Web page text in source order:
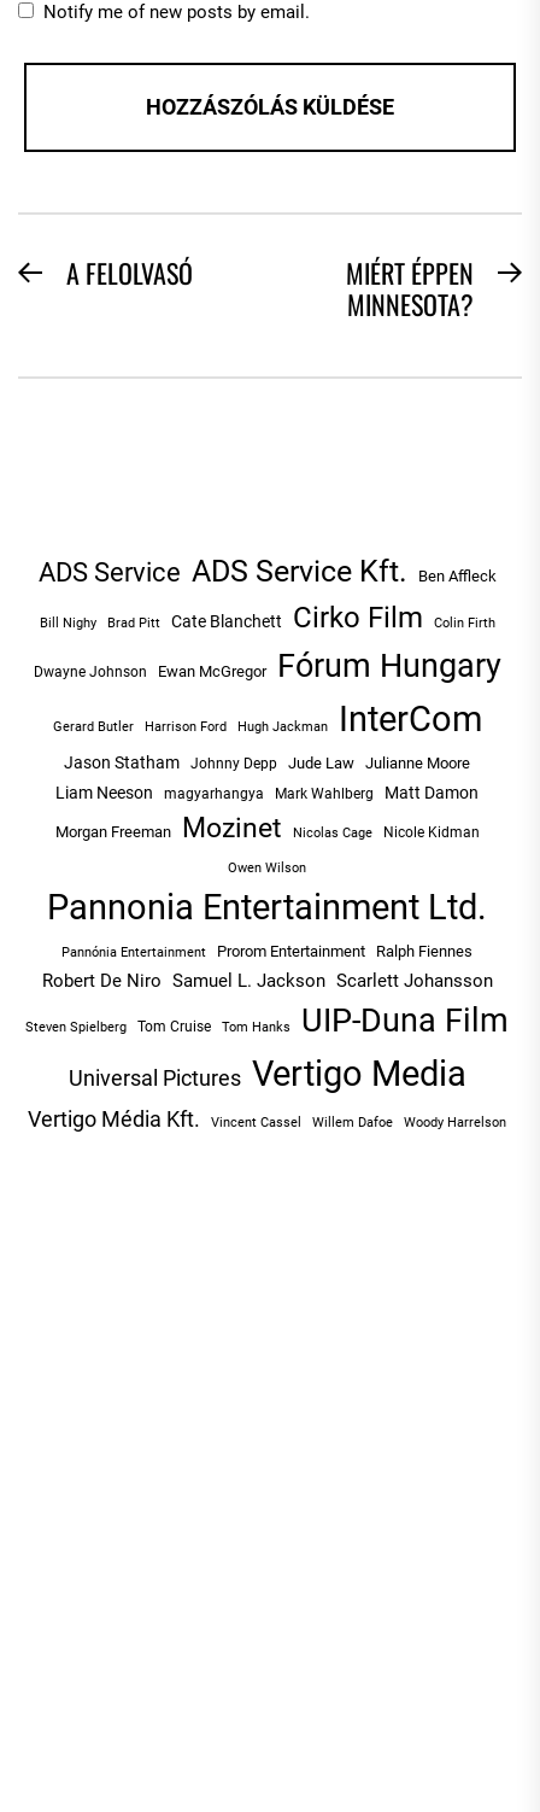
Notify me of new posts by email.
BEJEGYZÉS
PreviousA FELOLVASÓ
MIÉRT ÉPPEN
MINNESOTA?
ADS Service ADS Service Kft. Ben Affleck
Bill Nighy Brad Pitt Cate Blanchett Cirko Film Colin Firth
Dwayne Johnson Ewan McGregor Fórum Hungary
Gerard Butler Harrison Ford Hugh Jackman InterCom
Jason Statham Johnny Depp Jude Law Julianne Moore
Liam Neeson magyarhangya Mark Wahlberg Matt Damon
Morgan Freeman Mozinet Nicolas Cage Nicole Kidman
Owen Wilson
Pannonia Entertainment Ltd.
Pannónia Entertainment Prorom Entertainment Ralph Fiennes
Robert De Niro Samuel L. Jackson Scarlett Johansson
Steven Spielberg Tom Cruise Tom Hanks UIP-Duna Film
Universal Pictures Vertigo Media
Vertigo Média Kft. Vincent Cassel Willem Dafoe Woody Harrelson